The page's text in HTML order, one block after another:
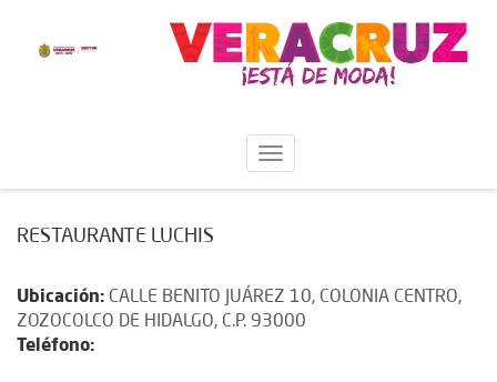
RESTAURANTE LUCHIS
Ubicación: CALLE BENITO JUÁREZ 10, COLONIA CENTRO,
ZOZOCOLCO DE HIDALGO, C.P. 93000
Teléfono: